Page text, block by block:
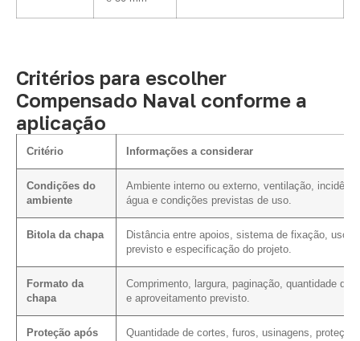
Critérios para escolher
Compensado Naval conforme a
aplicação
Critério Informações a considerar
Condições do
ambiente
Ambiente interno ou externo, ventilação,
água e condições previstas de uso.
Bitola da chapa
Distância entre apoios, sistema de fixação, uso
previsto e especificação do projeto.
Formato da
chapa
Comprimento, largura, paginação, quantidade de
e aproveitamento previsto.
Proteção após
Quantidade de cortes, furos, usinagens, proteção